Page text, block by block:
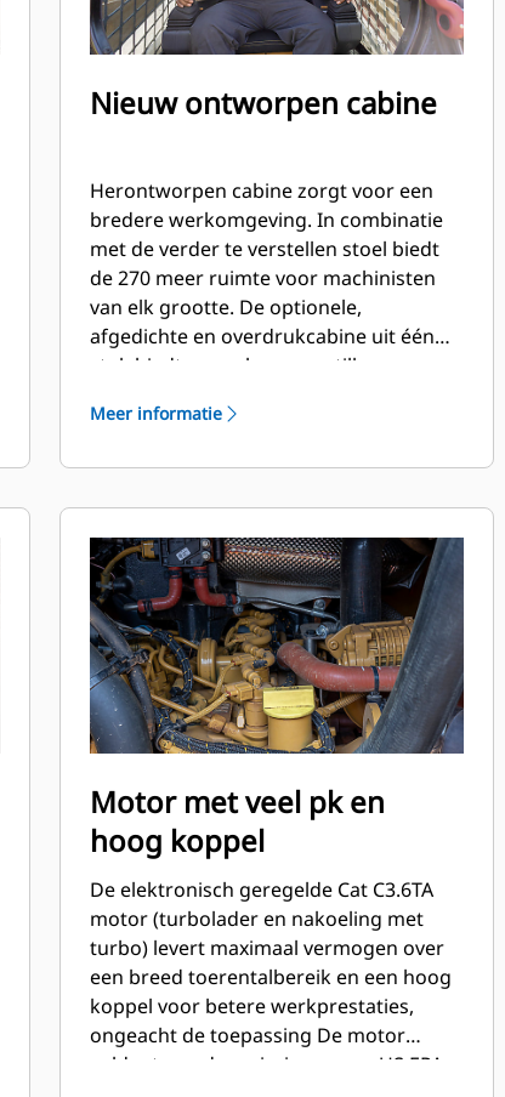
Nieuw ontworpen cabine
Herontworpen cabine zorgt voor een
bredere werkomgeving. In combinatie
met de verder te verstellen stoel biedt
de 270 meer ruimte voor machinisten
van elk grootte. De optionele,
afgedichte en overdrukcabine uit één
stuk biedt een schone en stille
luchtverdeling via optimaal geplaatste
Meer informatie
Motor met veel pk en
hoog koppel
De elektronisch geregelde Cat C3.6TA
motor (turbolader en nakoeling met
turbo) levert maximaal vermogen over
een breed toerentalbereik en een hoog
koppel voor betere werkprestaties,
ongeacht de toepassing De motor
voldoet aan de emissienormen US EPA